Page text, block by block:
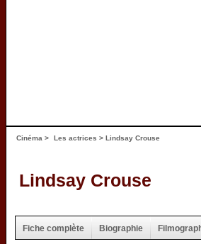
Cinéma > Les actrices > Lindsay Crouse
Lindsay Crouse
Fiche complète Biographie